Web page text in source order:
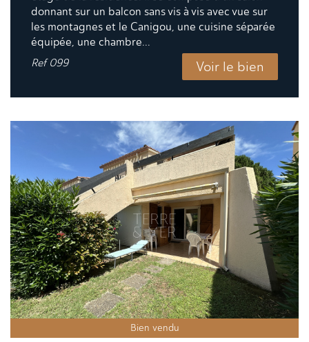
donnant sur un balcon sans vis à vis avec vue sur
les montagnes et le Canigou, une cuisine séparée
équipée, une chambre...
Ref099 Voir le bien
Bien vendu